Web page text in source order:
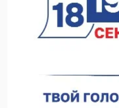
07.08.2026 11:46